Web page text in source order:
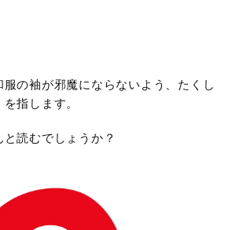
服の袖が邪魔にならないよう、たくし
指します。
読むでしょうか？